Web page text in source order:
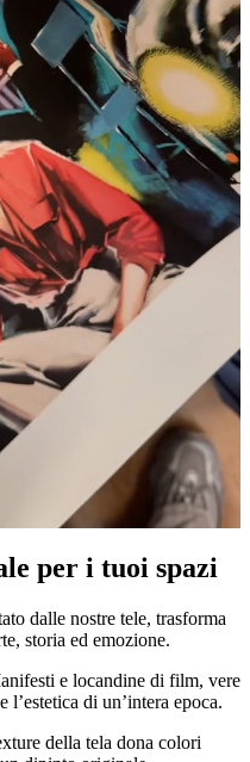
per i tuoi spazi
dalle nostre tele, trasforma
storia ed emozione.
e locandine di film, vere
l’estetica di un’intera epoca.
della tela dona colori